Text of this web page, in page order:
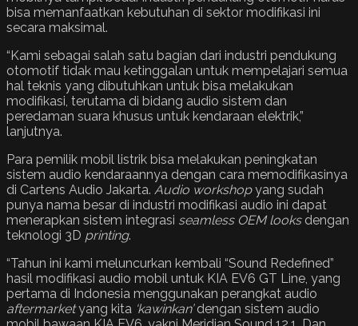
bisa memanfaatkan kebutuhan di sektor modifikasi ini
secara maksimal.
“Kami sebagai salah satu bagian dari industri pendukung
otomotif tidak mau ketinggalan untuk mempelajari semua
hal teknis yang dibutuhkan untuk bisa melakukan
modifikasi, terutama di bidang audio sistem dan
peredaman suara khusus untuk kendaraan elektrik,”
lanjutnya.
Para pemilik mobil listrik bisa melakukan peningkatan
sistem audio kendaraannya dengan cara memodifikasinya
di Cartens Audio Jakarta. Audio workshopyang sudah
punya nama besar di industri modifikasi audio ini dapat
menerapkan sistem integrasi seamless OEM looksdengan
teknologi 3D printing.
“Tahun ini kami meluncurkan kembali “Sound Redefined”
hasil modifikasi audio mobil untuk KIA EV6 GT Line, yang
pertama di Indonesia menggunakan perangkat audio
aftermarketyang kita ‘kawinkan’dengan sistem audio